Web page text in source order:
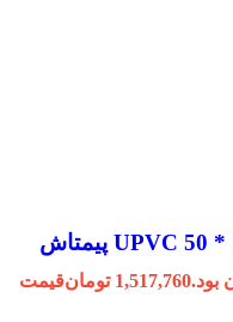
1,517,760 تومانقیمت